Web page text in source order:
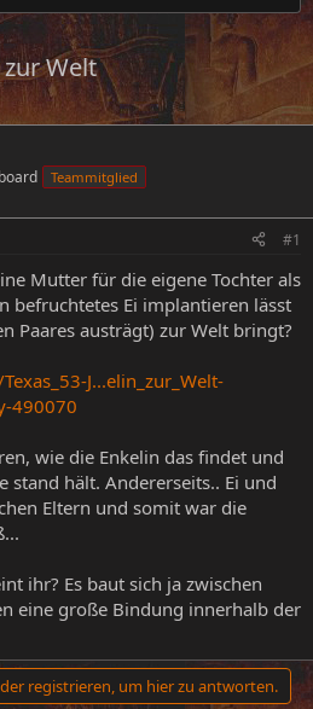
Welt
Teammitglied
#1
Mutter für die eigene Tochter als
befruchtetes Ei implantieren lässt
Paares austrägt) zur Welt bringt?
J...elin_zur_Welt-
490070
wie die Enkelin das findet und
stand hält. Andererseits.. Ei und
Eltern und somit war die
ihr? Es baut sich ja zwischen
eine große Bindung innerhalb der
registrieren, um hier zu antworten.